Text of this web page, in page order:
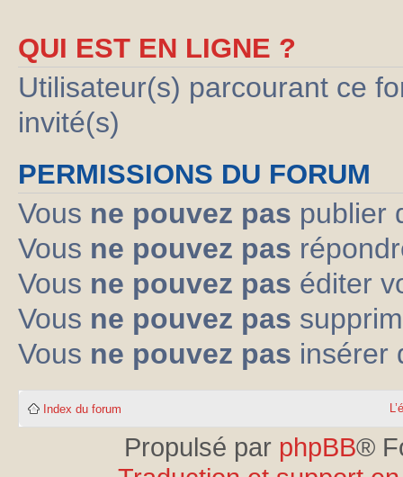
QUI EST EN LIGNE ?
Utilisateur(s) parcourant ce
invité(s)
PERMISSIONS DU FORUM
Vous ne pouvez pas publier
Vous ne pouvez pas
Vous ne pouvez pas éditer
Vous ne pouvez pas
Vous ne pouvez pas insérer
Index du forum
Propulsé par phpBB®